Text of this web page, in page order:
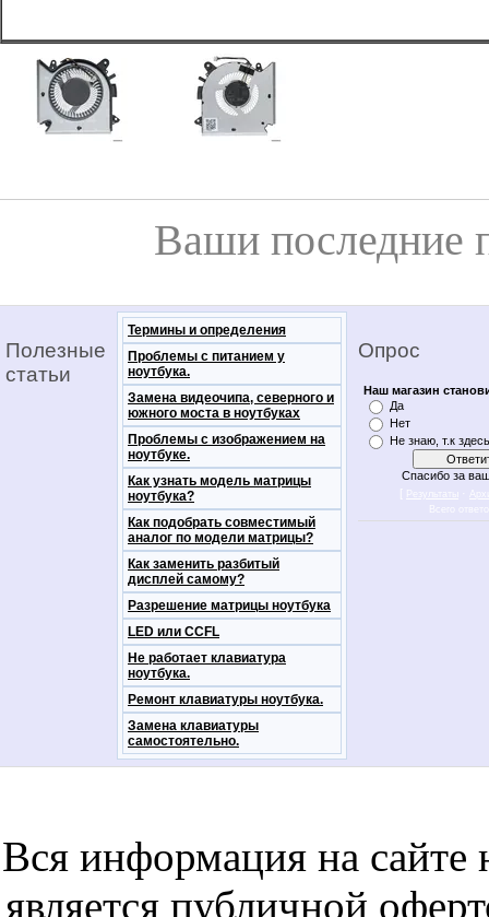
Ваши последние
Полезные
статьи
Термины и определения
Проблемы с питанием у
ноутбука.
Замена видеочипа, северного и
южного моста в ноутбуках
Проблемы с изображением на
ноутбуке.
Как узнать модель матрицы
ноутбука?
Как подобрать совместимый
аналог по модели матрицы?
Как заменить разбитый
дисплей самому?
Разрешение матрицы ноутбука
LED или CCFL
Не работает клавиатура
ноутбука.
Ремонт клавиатуры ноутбука.
Замена клавиатуры
самостоятельно.
Опрос
Наш магазин
Да
Нет
Не знаю, т.к
Спасибо за
Вся информация на сайте
является публичной